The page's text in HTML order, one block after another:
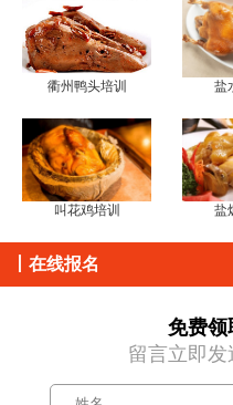
衢州鸭头培训 盐
叫花鸡培训 盐
在线报名
免费领
留言立即发